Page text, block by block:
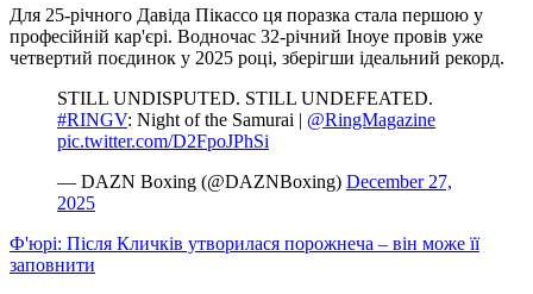
Для 25-річного Давіда Пікассо ця поразка стала першою у
професійній кар'єрі. Водночас 32-річний Іноуе провів уже
четвертий поєдинок у 2025 році, зберігши ідеальний рекорд.
STILL UNDISPUTED. STILL UNDEFEATED.
#RINGV: Night of the Samurai | @RingMagazine
pic.twitter.com/D2FpoJPhSi
— DAZN Boxing (@DAZNBoxing) December 27,
2025
Ф'юрі: Після Кличків утворилася порожнеча – він може її
заповнити